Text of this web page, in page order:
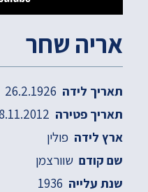
אריה שחר
תאריך לידה
תאריך פטירה
ארץ לידה פולין
שם קודם שוורצמן
שנת עלייה